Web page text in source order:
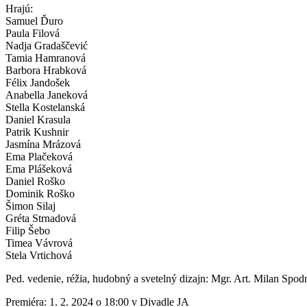
Hrajú:
Samuel Ďuro
Paula Filová
Nadja Gradaščević
Tamia Hamranová
Barbora Hrabková
Félix Jandošek
Anabella Janeková
Stella Kostelanská
Daniel Krasula
Patrik Kushnir
Jasmína Mrázová
Ema Plačeková
Ema Plášeková
Daniel Roško
Dominik Roško
Šimon Silaj
Gréta Strnadová
Filip Šebo
Timea Vávrová
Stela Vrtichová
Ped. vedenie, réžia, hudobný a svetelný dizajn: Mgr. Art. Milan
Premiéra: 1. 2. 2024 o 18:00 v Divadle JA